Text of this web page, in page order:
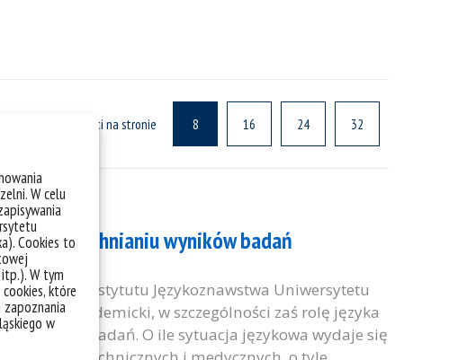
W celu
Cookies to
W tym
które
w
liczba aktualności na stronie 8 16 24 32
wyników badań
Instytutu Językoznawstwa Uniwersytetu
akademicki, w szczególności zaś rolę języka
wyników badań. O ile sytuacja językowa wydaje się